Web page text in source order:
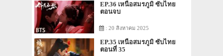
EP.36 เหนือสมรภูมิ ซับไทย
ตอนจบ
: 20 สิงหาคม 2025
EP.35 เหนือสมรภูมิ ซับไทย
ตอนที่ 35